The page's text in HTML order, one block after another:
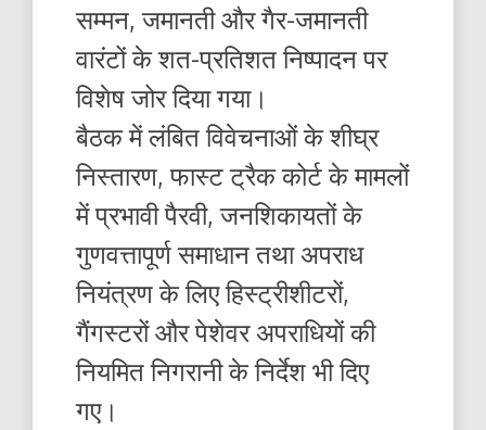
सम्मन, जमानती और गैर-जमानती
वारंटों के शत-प्रतिशत निष्पादन पर
विशेष जोर दिया गया।
बैठक में लंबित विवेचनाओं के शीघ्र
निस्तारण, फास्ट ट्रैक कोर्ट के मामलों
में प्रभावी पैरवी, जनशिकायतों के
गुणवत्तापूर्ण समाधान तथा अपराध
नियंत्रण के लिए हिस्ट्रीशीटरों,
गैंगस्टरों और पेशेवर अपराधियों की
नियमित निगरानी के निर्देश भी दिए
गए।